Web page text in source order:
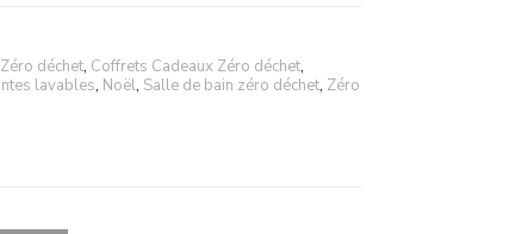
déchet, Coffrets Cadeaux Zéro déchet,
lavables, Noël, Salle de bain zéro déchet, Zéro